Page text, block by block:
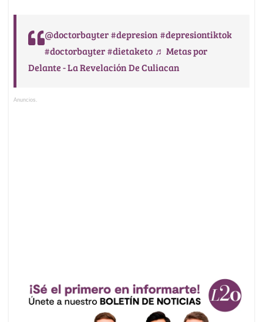
@doctorbayter#depresion #depresiontiktok
#doctorbayter#dietaketo ♬ Metas por
Delante - La Revelación De Culiacan
Anuncios.